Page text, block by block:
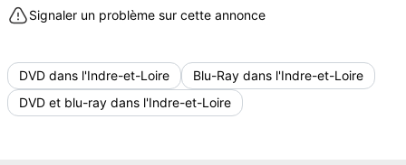
Signaler un problème sur cette annonce
DVD dans l'Indre-et-Loire
Blu-Ray dans l'Indre-et-Loire
DVD et blu-ray dans l'Indre-et-Loire